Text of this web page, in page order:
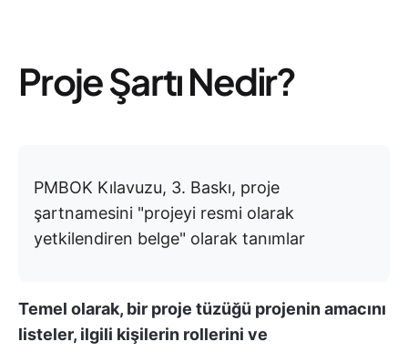
Proje Şartı Nedir?
PMBOK Kılavuzu, 3. Baskı, proje
şartnamesini "projeyi resmi olarak
yetkilendiren belge" olarak tanımlar
Temel olarak, bir proje tüzüğü projenin amacını
listeler, ilgili kişilerin rollerini ve